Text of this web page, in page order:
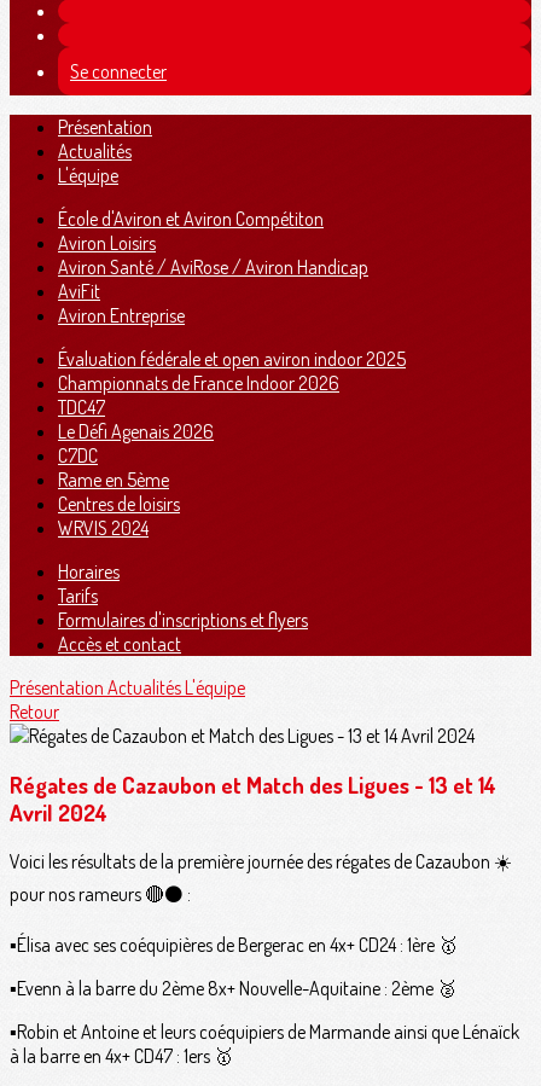
Se connecter
Présentation
Actualités
L'équipe
École d'Aviron et Aviron Compétiton
Aviron Loisirs
Aviron Santé / AviRose / Aviron Handicap
AviFit
Aviron Entreprise
Évaluation fédérale et open aviron indoor 2025
Championnats de France Indoor 2026
TDC47
Le Défi Agenais 2026
C7DC
Rame en 5ème
Centres de loisirs
WRVIS 2024
Horaires
Tarifs
Formulaires d'inscriptions et flyers
Accès et contact
Présentation ActualitésL'équipe
Retour
Régates de Cazaubon et Match des Ligues - 13 et 14
Avril 2024
Voici les résultats de la première journée des régates de Cazaubon ☀️
pour nos rameurs 🔴⚫️ :
▪️Élisa avec ses coéquipières de Bergerac en 4x+ CD24 : 1ère 🥇
▪️Evenn à la barre du 2ème 8x+ Nouvelle-Aquitaine : 2ème 🥈
▪️Robin et Antoine et leurs coéquipiers de Marmande ainsi que Lénaïck
à la barre en 4x+ CD47 : 1ers 🥇